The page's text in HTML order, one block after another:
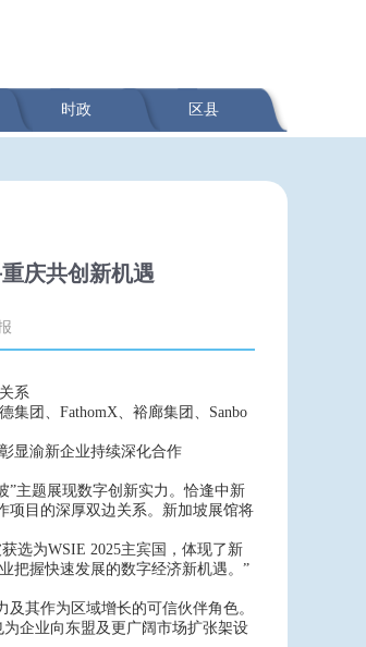
时政 区县
庆共创新机遇
系
集团、FathomX、裕廊集团、Sanbo
显渝新企业持续深化合作
”主题展现数字创新实力。恰逢中新
项目的深厚双边关系。新加坡展馆将
选为WSIE 2025主宾国，体现了新
把握快速发展的数字经济新机遇。”
其作为区域增长的可信伙伴角色。
企业向东盟及更广阔市场扩张架设